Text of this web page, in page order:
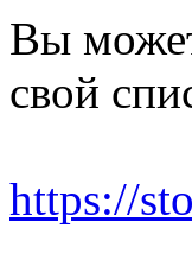
Вы
свой
https://